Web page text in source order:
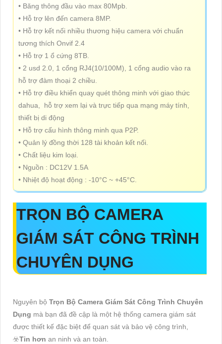
• Băng thông đầu vào max 80Mpb.
• Hỗ trợ lên đến camera 8MP.
• Hỗ trợ kết nối nhiều thương hiệu camera với chuẩn
tương thích Onvif 2.4
• Hỗ trợ 1 ổ cứng 8TB.
• 2 usd 2.0, 1 cổng RJ4(10/100M), 1 cổng audio vào ra
hỗ trợ đàm thoại 2 chiều.
• Hỗ trợ điều khiển quay quét thông minh với giao thức
dahua, hỗ trợ xem lại và trực tiếp qua mạng máy tính,
thiết bị di động
• Hỗ trợ cấu hình thông minh qua P2P.
• Quản lý đồng thời 128 tài khoản kết nối.
• Chất liệu kim loại.
• Nguồn : DC12V 1.5A
• Nhiệt độ hoạt động : -10°C ~ +45°C.
TRỌN BỘ CAMERA
GIÁM SÁT CÔNG TRÌNH
CHUYÊN DỤNG
Nguyên bộ Trọn Bộ Camera Giám Sát Công Trình Chuyên
Dụng mà bạn đã đề cập là một hệ thống camera giám sát
được thiết kế đặc biệt để quan sát và bảo vệ công trình,
☣️Tin hơn an ninh và an toàn.